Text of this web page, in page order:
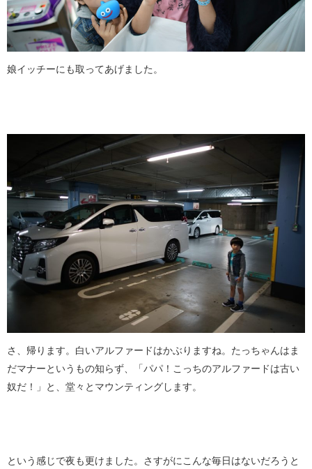
娘イッチーにも取ってあげました。
さ、帰ります。白いアルファードはかぶりますね。たっちゃんはま
だマナーというもの知らず、「パパ！こっちのアルファードは古い
奴だ！」と、堂々とマウンティングします。
という感じで夜も更けました。さすがにこんな毎日はないだろうと